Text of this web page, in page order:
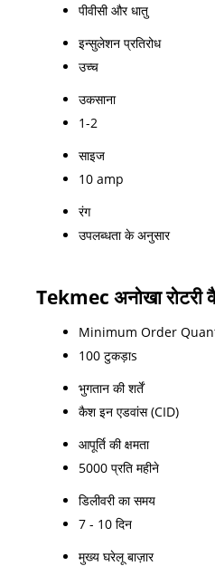
पीवीसी और धातु
इन्सुलेशन प्रतिरोध
उच्च
उकसाना
1-2
साइज
10 amp
रंग
उपलब्धता के अनुसार
Tekmec अनोखा रोटरी
Minimum Order
100 टुकड़ाs
भुगतान की शर्तें
कैश इन एडवांस (CID)
आपूर्ति की क्षमता
5000 प्रति महीने
डिलीवरी का समय
7 - 10 दिन
मुख्य घरेलू बाज़ार